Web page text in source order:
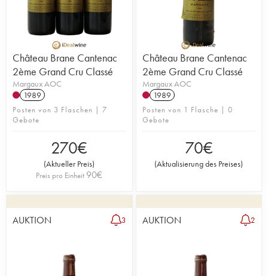
authentisch zur Geltung zu bringen.
Das Weingut produziert einen großen Wein, einen
Zweitwein „Baron de Brane“ sowie einen
Drittwein „Château Notton“. Die Weine sind
bekannt für ihre Finesse und schöne Fruchtigkeit –
ein Stil, der typisch für Margaux ist.
Den Blogartikel über das Weingut Brane-Cantenac
Château Brane Cantenac
2ème Grand Cru Classé
Margaux AOC
1989
Posten von 3 Flaschen | 7
Gebote
270€
(Aktueller Preis)
Preis pro Einheit 90€
Château Brane Cantenac
2ème Grand Cru Classé
Margaux AOC
1989
Posten von 1 Flasche | 0
Gebote
70€
(Aktualisierung des Preises)
AUKTION 3 AUKTION 2